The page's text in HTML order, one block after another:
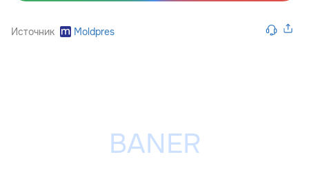
Источник Moldpres